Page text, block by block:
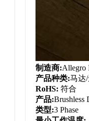
制造商:Allegro
产品种类:马达
RoHS: 符合
产品:Brushless
类型:3 Phase